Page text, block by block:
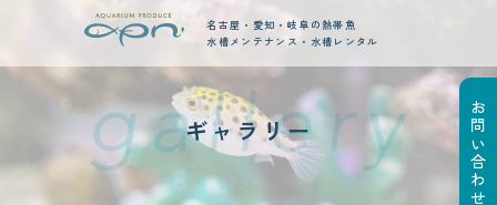
名古屋・愛知・岐阜の熱帯魚
水槽メンテナンス・水槽レンタル
new posts
最新ブログ記事 お問い合わせ
ギャラリー